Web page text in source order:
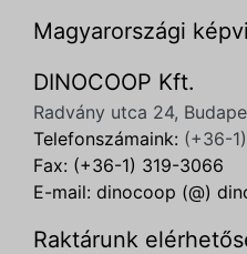
Magyarországi
DINOCOOP Kft.
Radvány utca 24,
Telefonszámaink: (+36-
Fax: (+36-1) 319-3066
E-mail: dinocoop (@)
Raktárunk